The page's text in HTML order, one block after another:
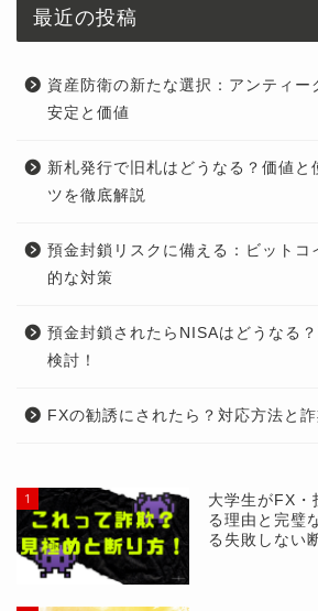
最近の投稿
資産防衛の新たな選択：アンティー
安定と価値
新札発行で旧札はどうなる？価値と
ツを徹底解説
預金封鎖リスクに備える：ビットコ
的な対策
預金封鎖されたらNISAはどうなる
検討！
FXの勧誘にされたら？対応方法と
1
大学生がFX・
る理由と完璧
る失敗しない